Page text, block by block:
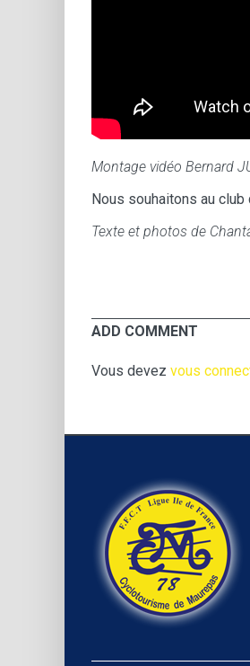
Montage vidéo Bernard
Nous souhaitons au
Texte et photos de
ADD COMMENT
Vous devez vous